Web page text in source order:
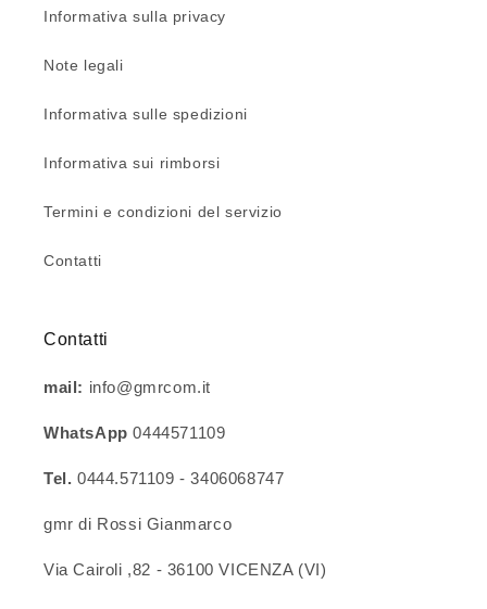
Informativa sulla privacy
Note legali
Informativa sulle spedizioni
Informativa sui rimborsi
Termini e condizioni del servizio
Contatti
Contatti
mail: info@gmrcom.it
WhatsApp0444571109
Tel. 0444.571109 - 3406068747
gmr di Rossi Gianmarco
Via Cairoli ,82 - 36100 VICENZA (VI)